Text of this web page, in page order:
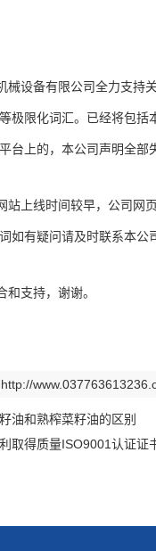
设备有限公司全力支持
极限化词汇。已经将包括
台上的，本公司声明全部
上线时间较早，公司网页
如有疑问请及时联系本公
和支持，谢谢。
http://
油和熟榨菜籽油的区别
取得质量ISO9001认证证